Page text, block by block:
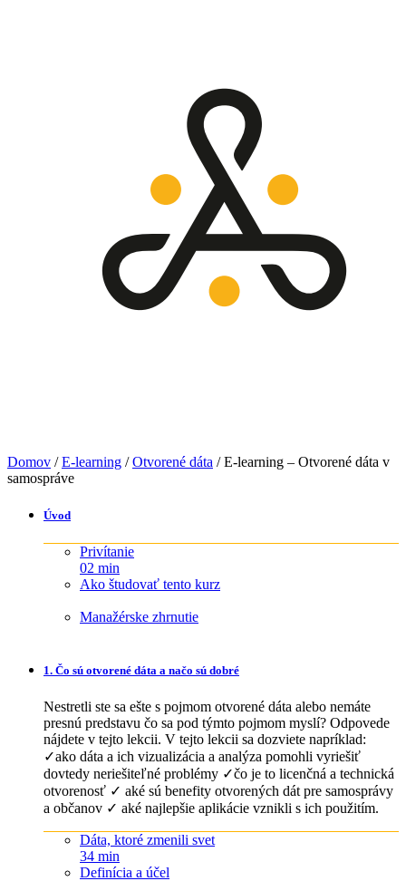
Domov /E-learning /Otvorené dáta / E-learning – Otvorené dáta v
samospráve
Úvod
Privítanie
02 min
Ako študovať tento kurz
Manažérske zhrnutie
1. Čo sú otvorené dáta a načo sú dobré
Nestretli ste sa ešte s pojmom otvorené dáta alebo nemáte
presnú predstavu čo sa pod týmto pojmom myslí? Odpovede
nájdete v tejto lekcii. V tejto lekcii sa dozviete napríklad:
✓ako dáta a ich vizualizácia a analýza pomohli vyriešiť
dovtedy neriešiteľné problémy ✓čo je to licenčná a technická
otvorenosť ✓ aké sú benefity otvorených dát pre samosprávy
a občanov ✓ aké najlepšie aplikácie vznikli s ich použitím.
Dáta, ktoré zmenili svet
34 min
Definícia a účel